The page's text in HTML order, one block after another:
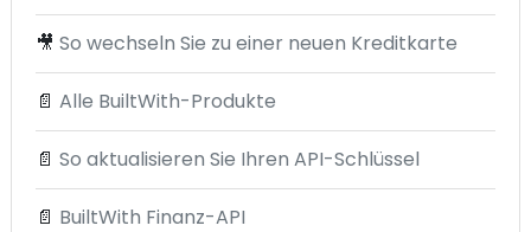
🎥 So wechseln Sie zu einer neuen Kreditkarte
📄 Alle BuiltWith-Produkte
📄 So aktualisieren Sie Ihren API-Schlüssel
📄 BuiltWith Finanz-API